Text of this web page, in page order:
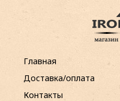
Главная
Доставка/оплата
Контакты